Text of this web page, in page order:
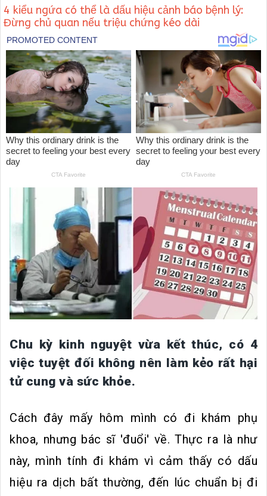
4 kiểu ngứa có thể là dấu hiệu cảnh báo bệnh lý:
Đừng chủ quan nếu triệu chứng kéo dài
Chu kỳ kinh nguyệt vừa kết thúc, có 4
việc tuyệt đối không nên làm kẻo rất hại
tử cung và sức khỏe.
Cách đây mấy hôm mình có đi khám phụ
khoa, nhưng bác sĩ 'đuổi' về. Thực ra là như
này, mình tính đi khám vì cảm thấy có dấu
hiệu ra dịch bất thường, đến lúc chuẩn bị đi